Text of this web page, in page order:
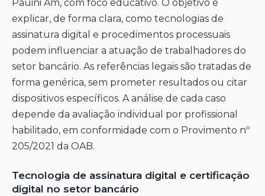
Pauini Am, com foco educativo. O objetivo é
explicar, de forma clara, como tecnologias de
assinatura digital e procedimentos processuais
podem influenciar a atuação de trabalhadores do
setor bancário. As referências legais são tratadas de
forma genérica, sem prometer resultados ou citar
dispositivos específicos. A análise de cada caso
depende da avaliação individual por profissional
habilitado, em conformidade com o Provimento nº
205/2021 da OAB.
Tecnologia de assinatura digital e certificação
digital no setor bancário